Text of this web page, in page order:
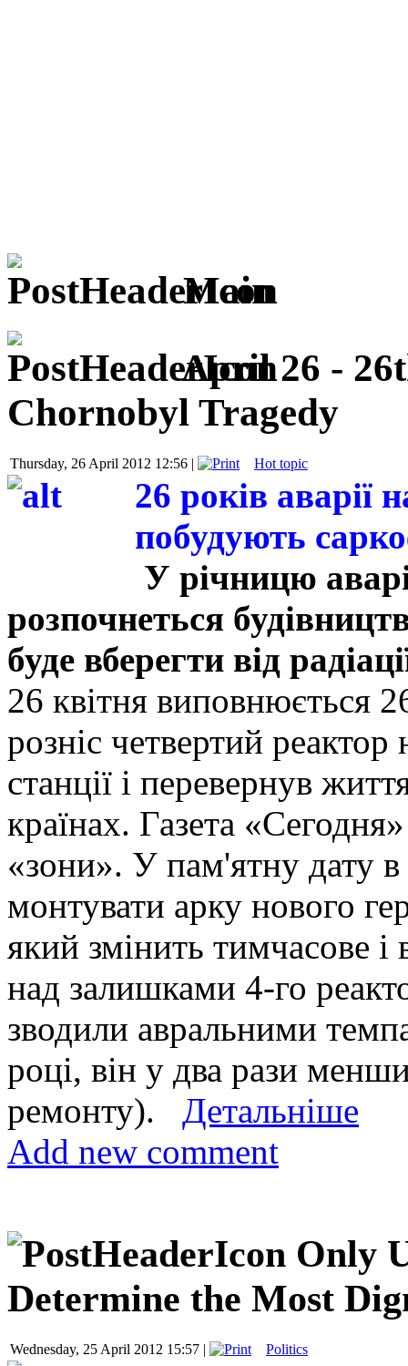
Main
April 26 -
Chornobyl Tragedy
Thursday, 26 April 2012 12:56 | Hot topic
26 років
побудують
У річницю
розпочнеться
буде вберегти від
26 квітня виповнюється
розніс четвертий
станції і перевернув
країнах. Газета
«зони». У пам'ятну дату
монтувати арку нового
який змінить тимчасове і
над залишками 4-го
зводили авральними
році, він у два рази
ремонту). Детальніше
Add new comment
Only
Determine the Most
Wednesday, 25 April 2012 15:57 | Politics